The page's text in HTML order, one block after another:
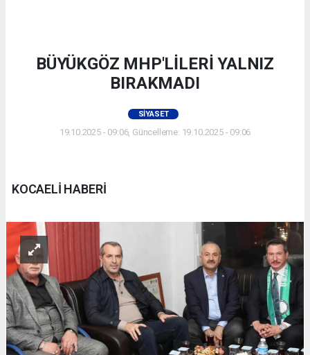
BÜYÜKGÖZ MHP'LİLERİ YALNIZ
BIRAKMADI
SIYASET
19.10.2025 - 09:06, Güncelleme: 19.10.2025 - 09:06
KOCAELİ HABERİ